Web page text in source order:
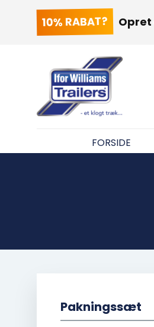
10% RABAT? Opret
FORSIDE
Pakningssæt